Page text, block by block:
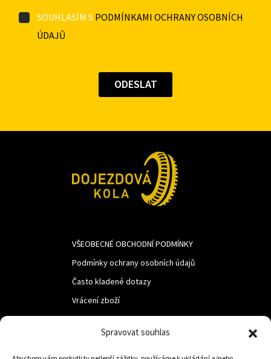
Spravovat souhlas
SOUHLASÍM S PODMÍNKAMI OCHRANY OSOBNÍCH
ÚDAJŮ
VŠEOBECNÉ OBCHODNÍ PODMÍNKY
Podmínky ochrany osobních údajů
Často kladené dotazy
Vrácení zboží
LUF s.r.o.